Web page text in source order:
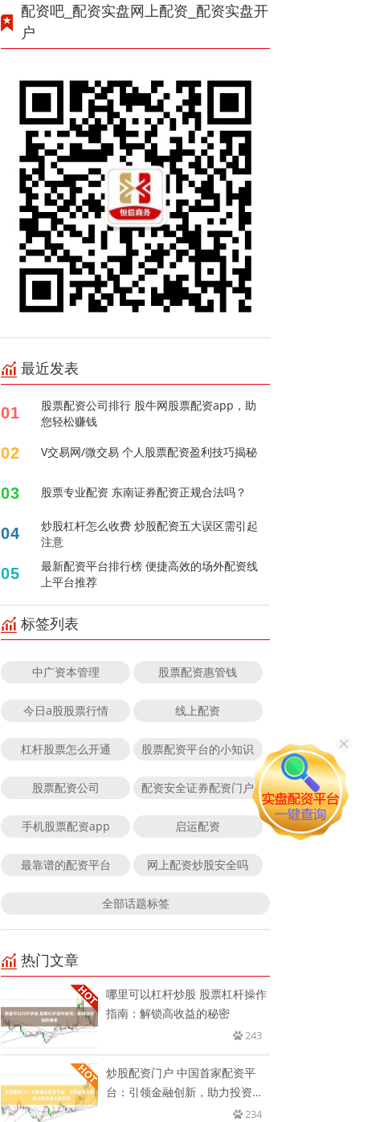
配资吧_配资实盘网上配资_配资实盘开
户
最近发表
01
股票配资公司排行 股牛网股票配资app，助
您轻松赚钱
02 V交易网/微交易 个人股票配资盈利技巧揭秘
03 股票专业配资 东南证券配资正规合法吗？
04
炒股杠杆怎么收费 炒股配资五大误区需引起
注意
05
最新配资平台排行榜 便捷高效的场外配资线
上平台推荐
标签列表
中广资本管理 股票配资惠管钱
今日a股股票行情 线上配资
杠杆股票怎么开通 股票配资平台的小知识
股票配资公司 配资安全证券配资门户
手机股票配资app 启运配资
最靠谱的配资平台 网上配资炒股安全吗
全部话题标签
热门文章
哪里可以杠杆炒股 股票杠杆操作
指南：解锁高收益的秘密
243
炒股配资门户 中国首家配资平
台：引领金融创新，助力投资者
234